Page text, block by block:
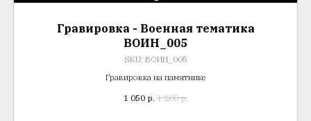
Гравировка - Военная тематика
ВОИН_005
SKU: ВОИН_005
Гравировка на памятнике
1 050 р. 1 200 р.